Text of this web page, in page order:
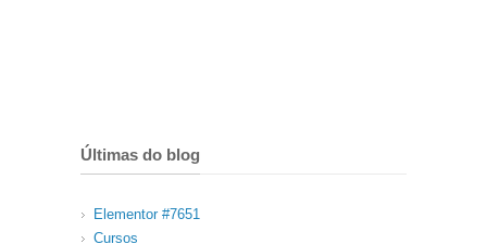
Últimas do blog
Elementor #7651
Cursos